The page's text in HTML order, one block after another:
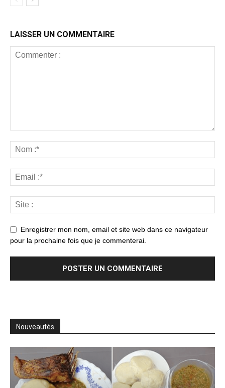
LAISSER UN COMMENTAIRE
Enregistrer mon nom, email et site web dans ce navigateur
pour la prochaine fois que je commenterai.
Nouveautés